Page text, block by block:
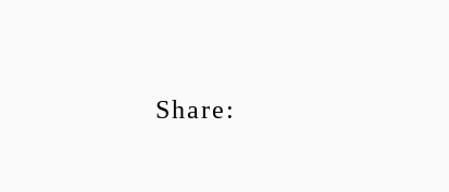
Share: